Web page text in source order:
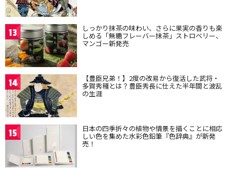
13 しっかり抹茶の味わい、さらに果実の香りも楽
しめる「無糖フレーバー抹茶」ストロベリー、
マンゴー新発売
14 【豊臣兄弟！】2度の改易から復活した武将・
多賀秀種とは？豊臣秀長に仕えた半年間と波乱
の生涯
15 日本の四季折々の植物や情景を描くことに相応
しい色を集めた水彩色鉛筆『色辞典』が新発
売！